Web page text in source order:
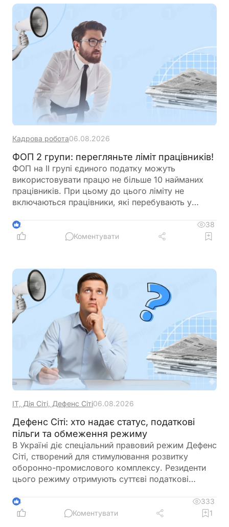
Кадрова робота06.08.2026
ФОП 2 групи: перегляньте ліміт працівників!
ФОП на ІІ групі єдиного податку можуть
використовувати працю не більше 10 найманих
працівників. При цьому до цього ліміту не
включаються працівники, які перебувають у
відпустці для догляду за дитиною. Перед
оформленням нового працівника варто
2
38
Коментувати
ІТ, Дія Сіті, Дефенс Сіті06.08.2026
Дефенс Сіті: хто надає статус, податкові
пільги та обмеження режиму
В Україні діє спеціальний правовий режим Дефенс
Сіті, створений для стимулювання розвитку
оборонно-промислового комплексу. Резиденти
цього режиму отримують суттєві податкові
цільового використання прибутку, обмеження на
виплату дивідендів та інвестиційні правила.
4
333
Коментувати
1